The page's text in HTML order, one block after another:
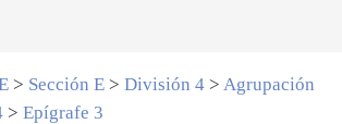
> Sección E> División 4> Agrupación
> Epígrafe 3